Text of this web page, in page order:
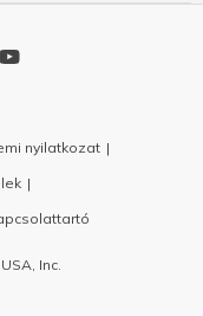
nyilatkozat
Inc.